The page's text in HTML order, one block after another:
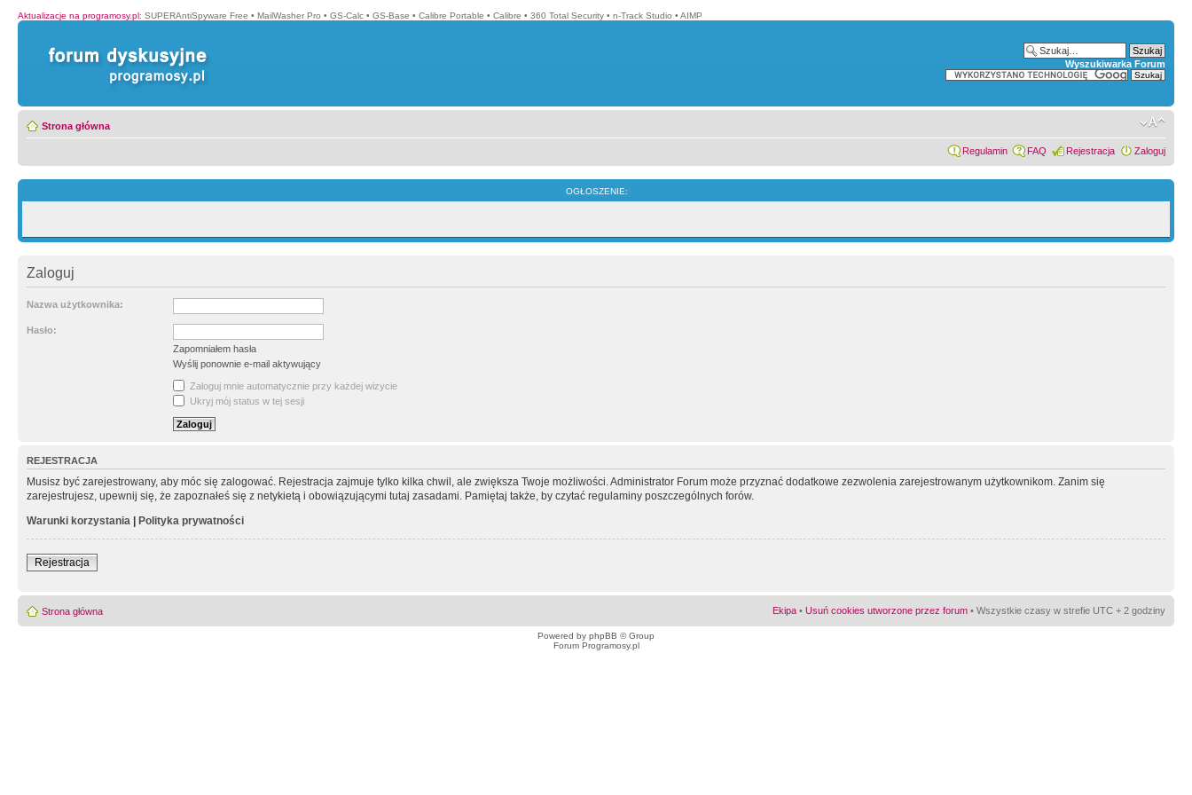
Aktualizacje na programosy.pl: SUPERAntiSpyware Free • MailWasher Pro • GS-Calc • GS-Base • Calibre Portable • Calibre • 360 Total Security • n-Track Studio • AIMP
Wyszukiwarka Forum
Strona główna
Regulamin FAQ Rejestracja Zaloguj
OGŁOSZENIE:
Zaloguj
Nazwa użytkownika:
Hasło:
Zapomniałem hasła
Wyślij ponownie e-mail aktywujący
Zaloguj mnie automatycznie przy każdej wizycie
Ukryj mój status w tej sesji
REJESTRACJA
Musisz być zarejestrowany, aby móc się zalogować. Rejestracja zajmuje tylko kilka chwil, ale zwiększa Twoje możliwości. Administrator Forum może przyznać dodatkowe zezwolenia zarejestrowanym użytkownikom. Zanim się
zarejestrujesz, upewnij się, że zapoznałeś się z netykietą i obowiązującymi tutaj zasadami. Pamiętaj także, by czytać regulaminy poszczególnych forów.
Warunki korzystania | Polityka prywatności
Rejestracja
Strona główna Ekipa • Usuń cookies utworzone przez forum • Wszystkie czasy w strefie UTC + 2 godziny
Powered by phpBB © Group
Forum Programosy.pl